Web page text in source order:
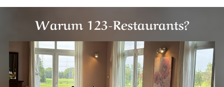
Warum 123-Restaurants?